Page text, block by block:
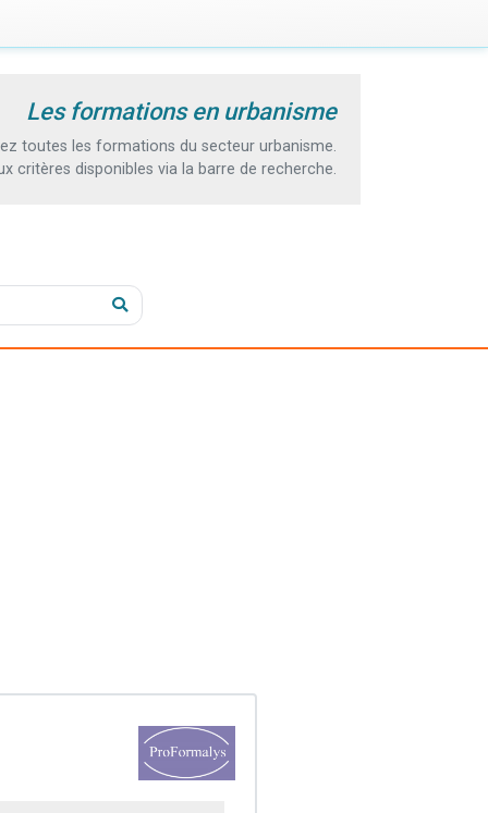
Les formations en urbanisme
toutes les formations du secteur urbanisme.
critères disponibles via la barre de recherche.